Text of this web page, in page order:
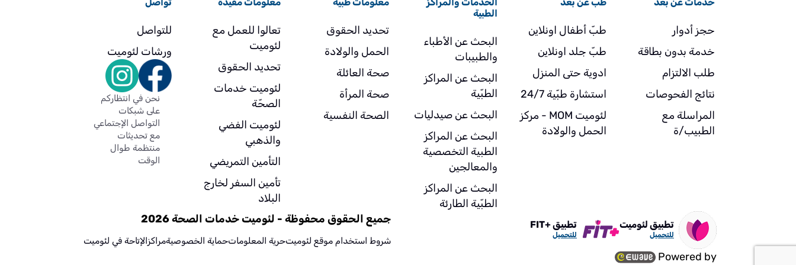
الطفل داخل السيارة، حوادث السير التي
يكون فيها الطفل ماشيا، وحوادث
الدراجات.
حجز أدوار
خدمة بدون بطاقة
طلب الالتزام
نتائج الفحوصات
المراسلة مع
الطبيب/ة
طبّ أطفال اونلاين
طبّ جلد اونلاين
ادوية حتى المنزل
استشارة طبّية 24/7
لئوميت MOM - مركز
الحمل والولادة
الطبية
البحث عن الأطباء
والطبيبات
البحث عن المراكز
الطبّية
البحث عن صيدليات
البحث عن المراكز
الطبية التخصصية
والمعالجين
البحث عن المراكز
الطبّية الطارئة
تحديد الحقوق
الحمل والولادة
صحة العائلة
صحة المرأة
الصحة النفسية
تعالوا للعمل مع
لئوميت
تحديد الحقوق
لئوميت خدمات
الصحّة
لئوميت الفضي
والذهبي
التأمين التمريضي
تأمين السفر لخارج
البلاد
للتواصل
ورشات لئوميت
نحن في انتظاركم
على شبكات
التواصل الإجتماعي
مع تحديثات
منتظمة طوال
الوقت
تطبيق لئوميت
للتحميل
تطبيق +FIT
للتحميل
جميع الحقوق محفوظة - لئوميت خدمات الصحة 2026
شروط استخدام موقع لئوميتحرية المعلوماتحماية الخصوصيةمراكزالإتاحة في لئوميت
Powered by